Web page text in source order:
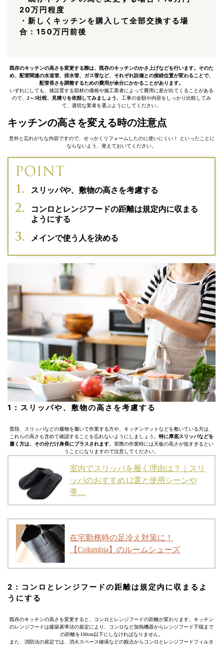
20万円程度
・新しくキッチンを購入して全部交換する場
合：150万円前後
既存のキッチンの高さを変更する際は、既存のキッチンのかさ上げなどを行います。そのた
め、配管関連の水道管、排水管、ガス管など、それぞれ設備との接続位置が変わることで、
配管長さを調整するための費用が余分にかかることがあります。
いずれにしても、後設置する部材の価格や施工業者によって費用に差が出てくることがある
ので、 2～3社程、見積りを依頼してみましょう
。工事の金額や内容をしっかり比較してみ
て、適切な業者を選ぶようにしてください。
キッチンの高さを変える時の注意点
意外と忘れがちな内容ですので、せっかくリフォームしたのに使いにくい！ といったことに
ならないよう、覚えておいてください。
スリッパや、敷物の高さを考慮する
コンロとレンジフードの距離は規定内に収まる
ようにする
メインで使う人を決める
1：スリッパや、敷物の高さを考慮する
普段、スリッパなどの履物を履いて作業する方や、キッチンマットなどを敷いている方は、
これらの高さも含めて確認することを忘れないようにしましょう。 特に厚底スリッパなどを
履く方は、その分だけ身長にプラスされます。実際の作業時には天板の高さが低すぎるとい
うことになりますので注意してください。
室内でスリッパを履く理由は？｜スリ
ッパのおすすめ12選と使用シーンや
季…
在宅勤務時の足冷え対策に！
【Columbia】のルームシューズ
2：コンロとレンジフードの距離は規定内に収まるよ
うにする
既存のキッチンの高さを変更すると、コンロとレンジフードの距離が変わります。キッチン
のレンジフードは建築基準法の規定により、コンロなど加熱機器からレンジフード下端まで
の距離を100cm以下にしなければなりません。
また、消防法の規定では、消火スペース確保などの観点からコンロとレンジフードフィルタ